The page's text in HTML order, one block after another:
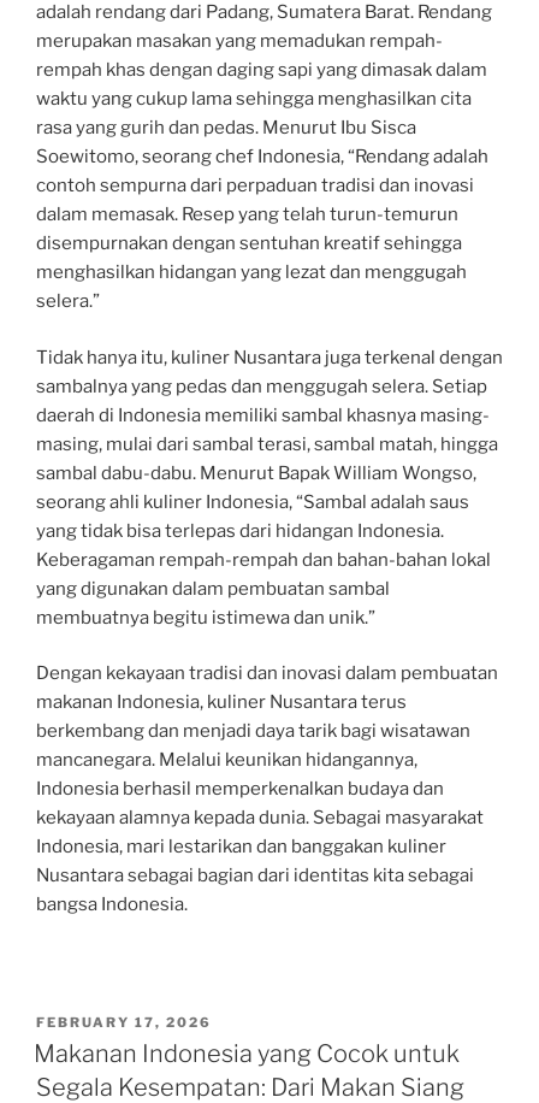
adalah rendang dari Padang, Sumatera Barat. Rendang
merupakan masakan yang memadukan rempah-
rempah khas dengan daging sapi yang dimasak dalam
waktu yang cukup lama sehingga menghasilkan cita
rasa yang gurih dan pedas. Menurut Ibu Sisca
Soewitomo, seorang chef Indonesia, “Rendang adalah
contoh sempurna dari perpaduan tradisi dan inovasi
dalam memasak. Resep yang telah turun-temurun
disempurnakan dengan sentuhan kreatif sehingga
menghasilkan hidangan yang lezat dan menggugah
selera.”
Tidak hanya itu, kuliner Nusantara juga terkenal dengan
sambalnya yang pedas dan menggugah selera. Setiap
daerah di Indonesia memiliki sambal khasnya masing-
masing, mulai dari sambal terasi, sambal matah, hingga
sambal dabu-dabu. Menurut Bapak William Wongso,
seorang ahli kuliner Indonesia, “Sambal adalah saus
yang tidak bisa terlepas dari hidangan Indonesia.
Keberagaman rempah-rempah dan bahan-bahan lokal
yang digunakan dalam pembuatan sambal
membuatnya begitu istimewa dan unik.”
Dengan kekayaan tradisi dan inovasi dalam pembuatan
makanan Indonesia, kuliner Nusantara terus
berkembang dan menjadi daya tarik bagi wisatawan
mancanegara. Melalui keunikan hidangannya,
Indonesia berhasil memperkenalkan budaya dan
kekayaan alamnya kepada dunia. Sebagai masyarakat
Indonesia, mari lestarikan dan banggakan kuliner
Nusantara sebagai bagian dari identitas kita sebagai
bangsa Indonesia.
POSTED
ON
FEBRUARY 17, 2026
Makanan Indonesia yang Cocok untuk
Segala Kesempatan: Dari Makan Siang